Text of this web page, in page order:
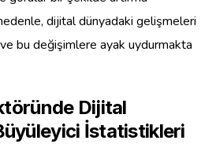
dijital dünyadaki gelişmeleri
bu değişimlere ayak uydurmakta
Dijital
İstatistikleri